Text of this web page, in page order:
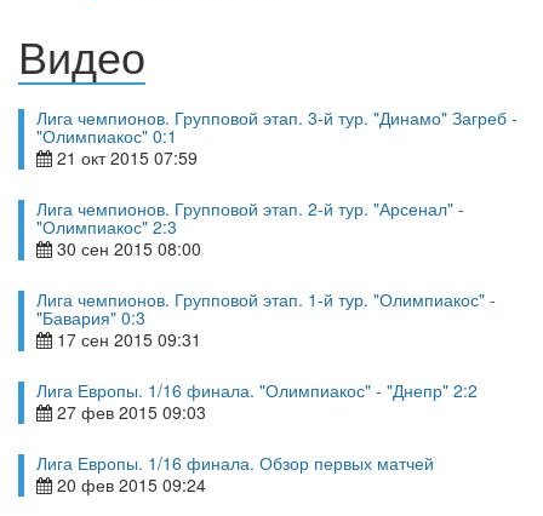
Видео
Лига чемпионов. Групповой этап. 3-й тур. "Динамо" Загреб -
"Олимпиакос" 0:1
21 окт 2015 07:59
Лига чемпионов. Групповой этап. 2-й тур. "Арсенал" -
"Олимпиакос" 2:3
30 сен 2015 08:00
Лига чемпионов. Групповой этап. 1-й тур. "Олимпиакос" -
"Бавария" 0:3
17 сен 2015 09:31
Лига Европы. 1/16 финала. "Олимпиакос" - "Днепр" 2:2
27 фев 2015 09:03
Лига Европы. 1/16 финала. Обзор первых матчей
20 фев 2015 09:24